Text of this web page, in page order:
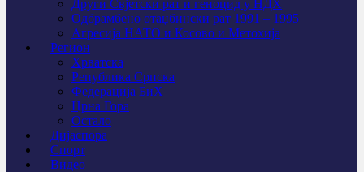
Други Свјетски рат и геноцид у НДХ
Одбрамбено отаџбински рат 1991 – 1995
Агресија НАТО и Косово и Метохија
Регион
Хрватска
Република Српска
Федерација БиХ
Црна Гора
Остало
Дијаспора
Спорт
Видео